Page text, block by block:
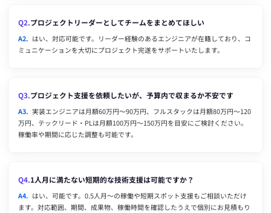
Q2.プロジェクトリーダーとしてチームをまとめてほしい
A2. はい、対応可能です。リーダー経験のあるエンジニアが在籍しており、コ
ミュニケーションを大切にプロジェクト完遂をサポートいたします。
Q3.プロジェクト支援を依頼したいが、予算内で収まるか不安です
A3. 実装エンジニアは月額60万円〜90万円、フルスタックは月額80万円〜120
万円、テックリード・PLは月額100万円〜150万円を目安にご検討ください。
稼働率や期間に応じた調整も可能です。
Q4.1人月に満たない短期的な技術支援は可能ですか？
A4. はい、可能です。0.5人月〜の稼働や短期スポット支援もご相談いただけ
ます。対応範囲、期間、成果物、稼働時間を確認したうえで個別にお見積もり